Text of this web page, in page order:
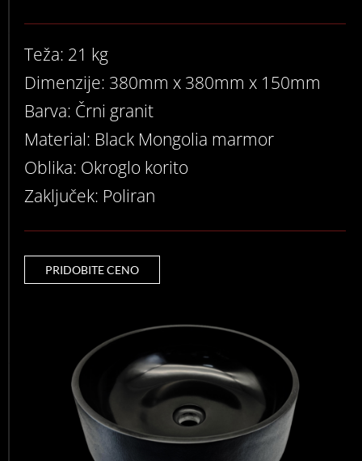
Teža: 21 kg
Dimenzije: 380mm x 380mm x 150mm
Barva: Črni granit
Material: Black Mongolia marmor
Oblika: Okroglo korito
Zaključek: Poliran
PRIDOBITE CENO